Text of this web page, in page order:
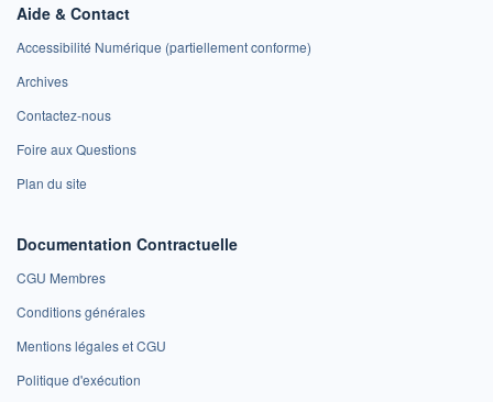
Aide & Contact
Accessibilité Numérique (partiellement conforme)
Archives
Contactez-nous
Foire aux Questions
Plan du site
Documentation Contractuelle
CGU Membres
Conditions générales
Mentions légales et CGU
Politique d'exécution